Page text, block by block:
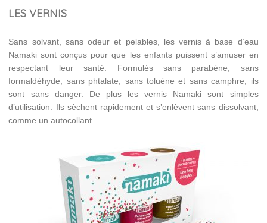
LES VERNIS
Sans solvant, sans odeur et pelables, les vernis à base d’eau
Namaki sont conçus pour que les enfants puissent s’amuser en
respectant leur santé. Formulés sans parabène, sans
formaldéhyde, sans phtalate, sans toluène et sans camphre, ils
sont sans danger. De plus les vernis Namaki sont simples
d’utilisation. Ils sèchent rapidement et s’enlèvent sans dissolvant,
comme un autocollant.